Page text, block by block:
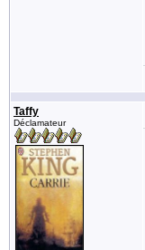
Taffy
Déclamateur